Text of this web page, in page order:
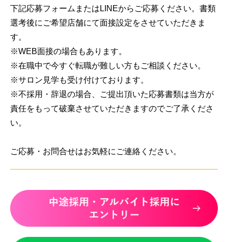
下記応募フォームまたはLINEからご応募ください。書類
選考後にご希望店舗にて面接設定をさせていただきま
す。
※WEB面接の場合もあります。
※在職中で今すぐ転職が難しい方もご相談ください。
※サロン見学も受け付けております。
※不採用・辞退の場合、ご提出頂いた応募書類は当方が
責任をもって破棄させていただきますのでご了承くださ
い。
ご応募・お問合せはお気軽にご連絡ください。